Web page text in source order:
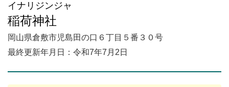
イナリジンジャ
稲荷神社
岡山県倉敷市児島田の口６丁目５番３０号
最終更新年月日：令和7年7月2日